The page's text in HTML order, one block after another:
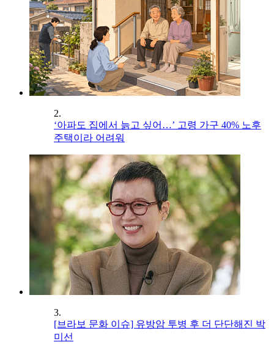
2.
‘아파도 집에서 늙고 싶어…’ 고령 가구 40% 노후
주택이라 어려워
3.
[브라보 문화 이슈] 유방암 투병 후 더 단단해진 박
미선